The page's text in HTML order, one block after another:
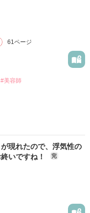
61ページ
#美容師
が現れたので、浮気性の
いですね！
完